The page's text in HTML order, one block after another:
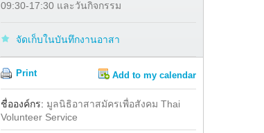
09:30-17:30 และวันกิจกรรม
จัดเก็บในบันทึกงานอาสา
Print Add to my calendar
ชื่อองค์กร: มูลนิธิอาสาสมัครเพื่อสังคม Thai
Volunteer Service